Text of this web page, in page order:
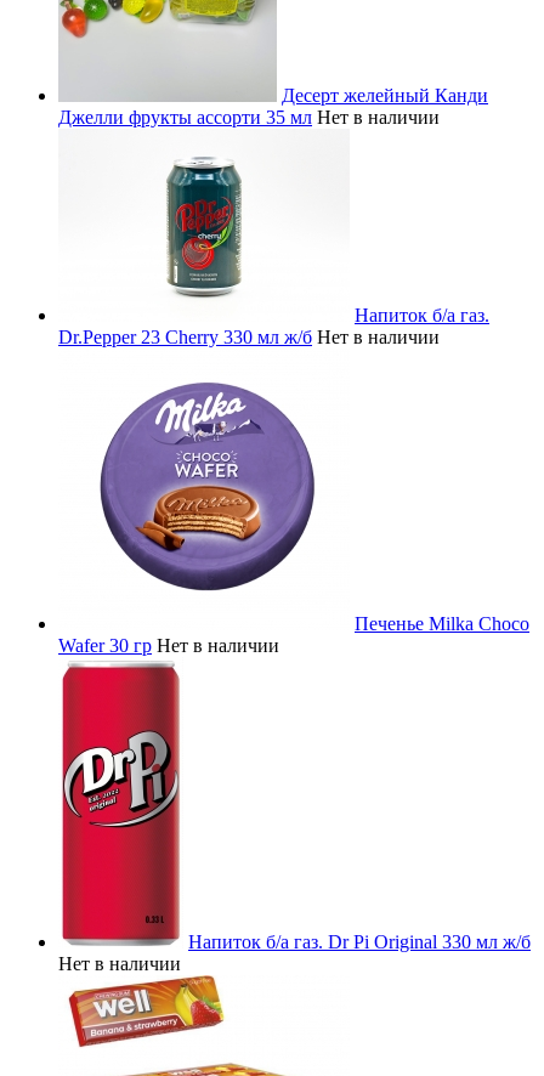
Десерт желейный Канди
Джелли фрукты ассорти 35 мл Нет в наличии
Напиток б/а газ.
Dr.Pepper 23 Cherry 330 мл ж/б Нет в наличии
Печенье Milka Choco
Wafer 30 гр Нет в наличии
Напиток б/а газ. Dr Pi Original 330 мл ж/б
Нет в наличии